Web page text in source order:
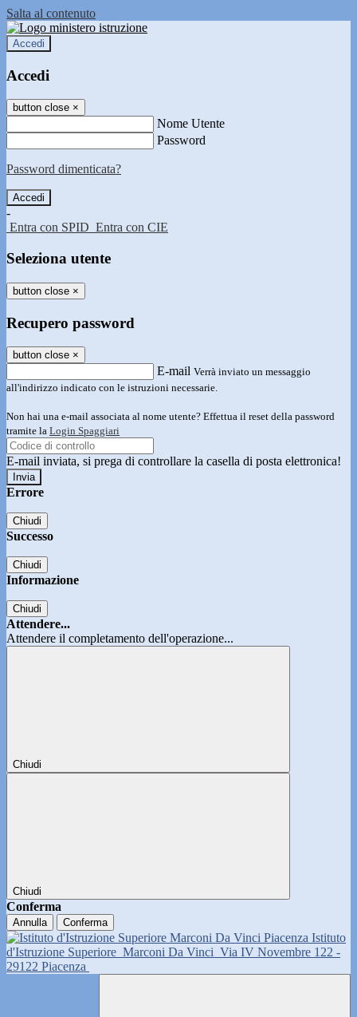
Salta al contenuto
Accedi
Accedi
button close ×
Nome Utente
Password
Password dimenticata?
-
Entra con SPID Entra con CIE
Seleziona utente
button close ×
Recupero password
button close ×
E-mail Verrà inviato un messaggio
all'indirizzo indicato con le istruzioni necessarie.
Non hai una e-mail associata al nome utente? Effettua il reset della password
tramite la Login Spaggiari
E-mail inviata, si prega di controllare la casella di posta elettronica!
Errore
Chiudi
Successo
Chiudi
Informazione
Chiudi
Attendere...
Attendere il completamento dell'operazione...
Chiudi
Chiudi
Conferma
Annulla Conferma
Istituto
d'Istruzione Superiore Marconi Da Vinci Via IV Novembre 122 -
29122 Piacenza